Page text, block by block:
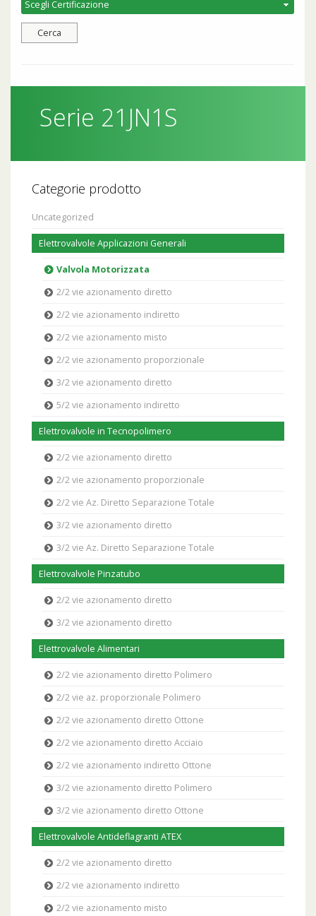
Serie 21JN1S
Categorie prodotto
Uncategorized
Elettrovalvole Applicazioni Generali
Valvola Motorizzata
2/2 vie azionamento diretto
2/2 vie azionamento indiretto
2/2 vie azionamento misto
2/2 vie azionamento proporzionale
3/2 vie azionamento diretto
5/2 vie azionamento indiretto
Elettrovalvole in Tecnopolimero
2/2 vie azionamento diretto
2/2 vie azionamento proporzionale
2/2 vie Az. Diretto Separazione Totale
3/2 vie azionamento diretto
3/2 vie Az. Diretto Separazione Totale
Elettrovalvole Pinzatubo
2/2 vie azionamento diretto
3/2 vie azionamento diretto
Elettrovalvole Alimentari
2/2 vie azionamento diretto Polimero
2/2 vie az. proporzionale Polimero
2/2 vie azionamento diretto Ottone
2/2 vie azionamento diretto Acciaio
2/2 vie azionamento indiretto Ottone
3/2 vie azionamento diretto Polimero
3/2 vie azionamento diretto Ottone
Elettrovalvole Antideflagranti ATEX
2/2 vie azionamento diretto
2/2 vie azionamento indiretto
2/2 vie azionamento misto